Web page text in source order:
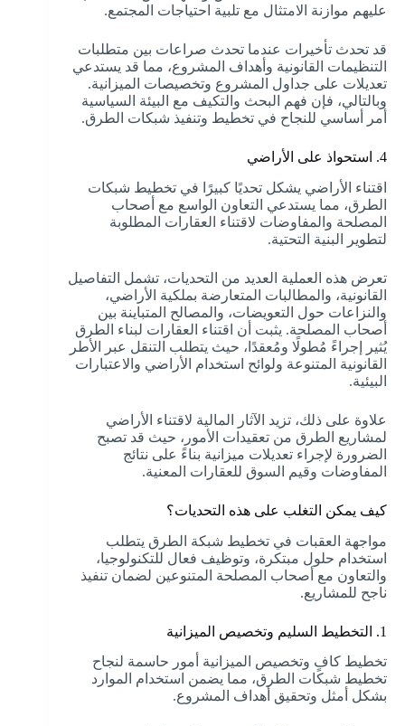
عليهم موازنة الامتثال مع تلبية احتياجات المجتمع.
قد تحدث تأخيرات عندما تحدث صراعات بين متطلبات
التنظيمات القانونية وأهداف المشروع، مما قد يستدعي
تعديلات على جداول المشروع وتخصيصات الميزانية.
وبالتالي، فإن فهم البحث والتكيف مع البيئة السياسية
أمر أساسي للنجاح في تخطيط وتنفيذ شبكات الطرق.
4. استحواذ على الأراضي
اقتناء الأراضي يشكل تحديًا كبيرًا في تخطيط شبكات
الطرق، مما يستدعي التعاون الواسع مع أصحاب
المصلحة والمفاوضات لاقتناء العقارات المطلوبة
لتطوير البنية التحتية.
تعرض هذه العملية العديد من التحديات، تشمل التفاصيل
القانونية، والمطالبات المتعارضة بملكية الأراضي،
والنزاعات حول التعويضات، والمصالح المتباينة بين
أصحاب المصلحة. يثبت أن اقتناء العقارات لبناء الطرق
يُثير إجراءً مُطولًا ومُعقدًا، حيث يتطلب التنقل عبر الأطر
القانونية المتنوعة ولوائح استخدام الأراضي والاعتبارات
البيئية.
علاوة على ذلك، تزيد الآثار المالية لاقتناء الأراضي
لمشاريع الطرق من تعقيدات الأمور، حيث قد تصبح
الضرورة لإجراء تعديلات ميزانية بناءً على نتائج
المفاوضات وقيم السوق للعقارات المعنية.
كيف يمكن التغلب على هذه التحديات؟
مواجهة العقبات في تخطيط شبكة الطرق يتطلب
استخدام حلول مبتكرة، وتوظيف فعال للتكنولوجيا،
والتعاون مع أصحاب المصلحة المتنوعين لضمان تنفيذ
ناجح للمشاريع.
1. التخطيط السليم وتخصيص الميزانية
تخطيط كافٍ وتخصيص الميزانية أمور حاسمة لنجاح
تخطيط شبكات الطرق، مما يضمن استخدام الموارد
بشكل أمثل وتحقيق أهداف المشروع.